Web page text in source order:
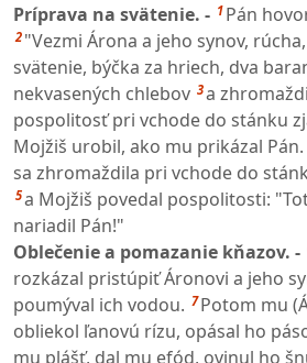
Príprava na svätenie. - 1 Pán
2 "Vezmi Árona a jeho synov,
svätenie, býčka za hriech, dva
nekvasených chlebov 3a
pospolitosť pri vchode do stánku
Mojžiš urobil, ako mu prikázal
sa zhromaždila pri vchode do
5a Mojžiš povedal pospolitosti:
nariadil Pán!"
Oblečenie a pomazanie kňazov. -
rozkázal pristúpiť Áronovi a jeho
poumýval ich vodou. 7 Potom mu
obliekol ľanovú rízu, opásal ho
mu plášť, dal mu efód, ovinul ho